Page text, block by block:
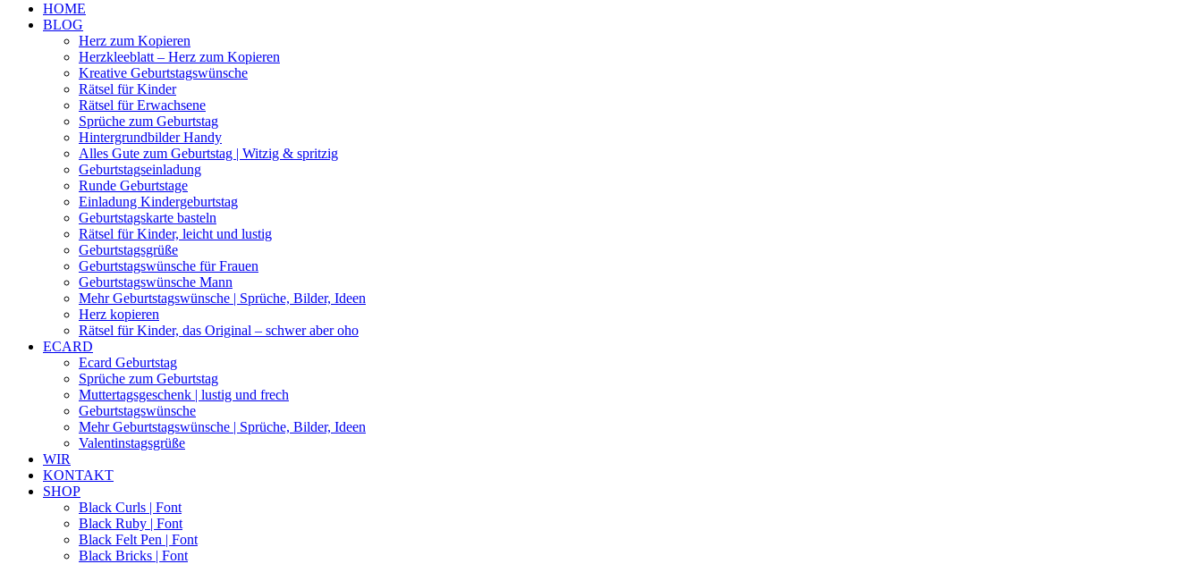
HOME
BLOG
Herz zum Kopieren
Herzkleeblatt – Herz zum Kopieren
Kreative Geburtstagswünsche
Rätsel für Kinder
Rätsel für Erwachsene
Sprüche zum Geburtstag
Hintergrundbilder Handy
Alles Gute zum Geburtstag | Witzig & spritzig
Geburtstagseinladung
Runde Geburtstage
Einladung Kindergeburtstag
Geburtstagskarte basteln
Rätsel für Kinder, leicht und lustig
Geburtstagsgrüße
Geburtstagswünsche für Frauen
Geburtstagswünsche Mann
Mehr Geburtstagswünsche | Sprüche, Bilder, Ideen
Herz kopieren
Rätsel für Kinder, das Original – schwer aber oho
ECARD
Ecard Geburtstag
Sprüche zum Geburtstag
Muttertagsgeschenk | lustig und frech
Geburtstagswünsche
Mehr Geburtstagswünsche | Sprüche, Bilder, Ideen
Valentinstagsgrüße
WIR
KONTAKT
SHOP
Black Curls | Font
Black Ruby | Font
Black Felt Pen | Font
Black Bricks | Font